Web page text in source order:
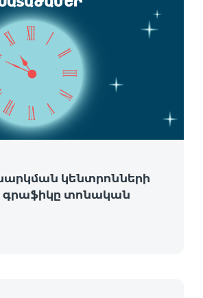
կենտրոնների
տոնական